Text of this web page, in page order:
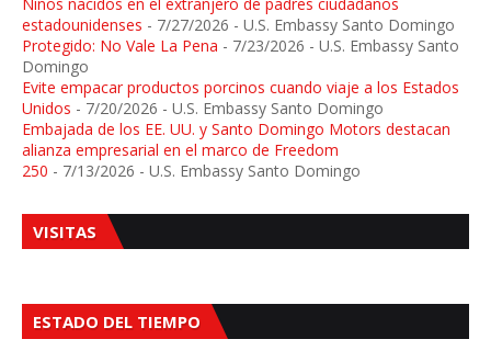
Niños nacidos en el extranjero de padres ciudadanos
estadounidenses - 7/27/2026 - U.S. Embassy Santo Domingo
Protegido: No Vale La Pena - 7/23/2026 - U.S. Embassy Santo
Domingo
Evite empacar productos porcinos cuando viaje a los Estados
Unidos - 7/20/2026 - U.S. Embassy Santo Domingo
Embajada de los EE. UU. y Santo Domingo Motors destacan
alianza empresarial en el marco de Freedom
250 - 7/13/2026 - U.S. Embassy Santo Domingo
VISITAS
ESTADO DEL TIEMPO